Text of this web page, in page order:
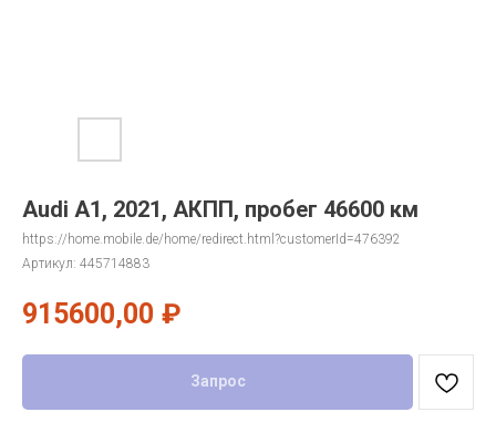
Audi A1, 2021, АКПП, пробег 46600 км
https://home.mobile.de/home/redirect.html?customerId=476392
Артикул: 445714883
915600,00 ₽
Запрос